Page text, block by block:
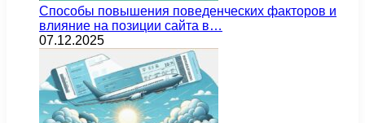
Способы повышения поведенческих факторов и
влияние на позиции сайта в…
07.12.2025